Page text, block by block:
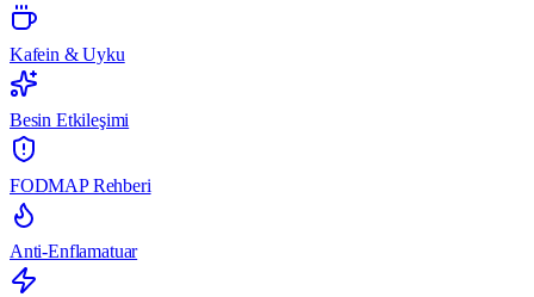
Kafein & Uyku
Besin Etkileşimi
FODMAP Rehberi
Anti-Enflamatuar